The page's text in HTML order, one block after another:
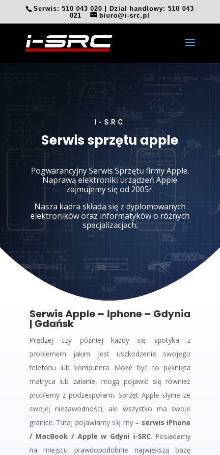
Serwis: 510 043 020 | Dział handlowy: 510 043
021
biuro@i-src.pl
I-SRC
Serwis sprzętu apple
Pogwarancyjny Serwis Sprzętu firmy Apple.
Naprawą elektroniki urządzeń Apple
zajmujemy się od 2005r.
Nasza kadra składa się z dyplomowanych
elektroników oraz informatyków o różnych
specjalizacjach.
Serwis Apple – Iphone – Gdynia
| Gdańsk
Prędzej czy później każdy się spotyka z
problemem jakim jest uszkodzenie swojego
telefonu lub komputera. Może być to pęknięta
matryca lub zalanie, mogą pojawić się również
problemy z podzespołami. Sprzęt Apple słynie ze
swojej niezawodności, ale wszystko ma swoje
granice. Tutaj pojawiamy się my – serwis iPhone
/ MacBook / Apple w Gdyni i-SRC. Posiadamy
na miejscu prawdopodobnie największą bazę